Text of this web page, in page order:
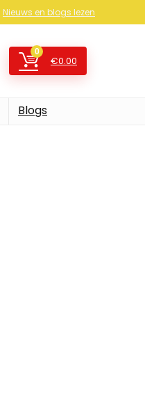
Nieuws en blogs lezen
0
€0.00
Blogs